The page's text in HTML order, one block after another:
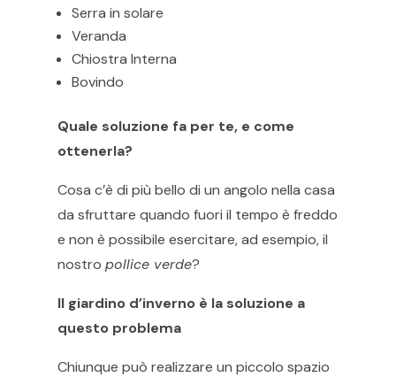
Serra in solare
Veranda
Chiostra Interna
Bovindo
Quale soluzione fa per te, e come
ottenerla?
Cosa c’è di più bello di un angolo nella casa
da sfruttare quando fuori il tempo è freddo
e non è possibile esercitare, ad esempio, il
nostro pollice verde?
Il giardino d’inverno è la soluzione a
questo problema
Chiunque può realizzare un piccolo spazio